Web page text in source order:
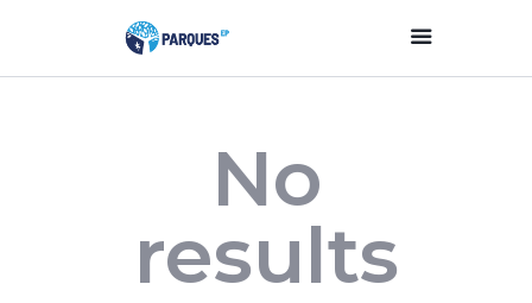
Parques Y Plazas
Participación
Ciudadana
Planificación
No
results